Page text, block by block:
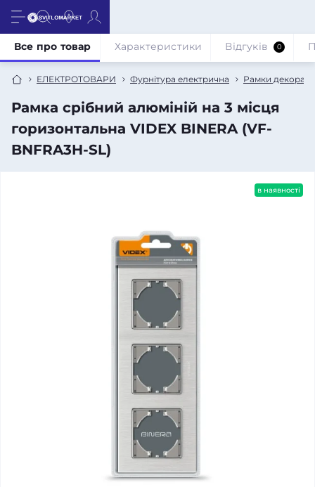
ЕЛЕКТРОТОВАРИ Фурнітура електрична Рамки
Рамка срібний алюміній на 3 місця
горизонтальна VIDEX BINERA (VF-
BNFRA3H-SL)
Все про товар Характеристики Відгуків 0
в наявності